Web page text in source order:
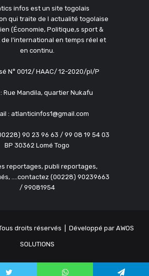
infos est un site togolais
qui traite de l actualité togolaise
(Économie, Politique,s sport &
de l'international en temps réel et
en continu.
N° 0012/ HAAC/ 12-2020/pl/P
Rue Mandila, quartier Nukafu
: atlanticinfos1@gmail.com
90 23 96 63 / 99 08 19 54 03
BP 30362 Lomé Togo
reportages, publi reportages,
....contactez (00228) 90239663
/ 99081954
droits réservés | Développé par AWOS
SOLUTIONS